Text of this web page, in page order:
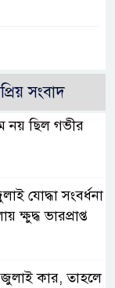
সংবাদ
নয় ছিল গভীর
যোদ্ধা সংবর্ধনা
ক্ষুদ্ধ ভারপ্রাপ্ত
কার, তাহলে